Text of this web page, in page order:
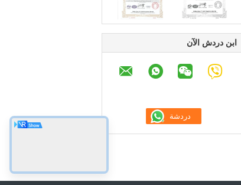
ابن دردش الآن